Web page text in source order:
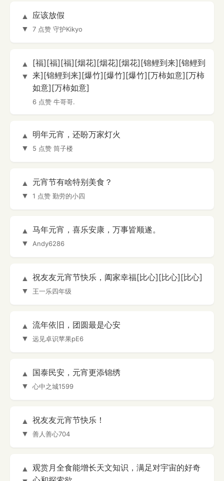
▲
▼
应该放假
7 点赞 守护Kikyo
▲
▼
[福][福][福][烟花][烟花][烟花][锦鲤到来][锦鲤到
来][锦鲤到来][爆竹][爆竹][爆竹][万柿如意][万柿
如意][万柿如意]
6 点赞 牛哥哥.
▲
▼
明年元宵，还盼万家灯火
5 点赞 筒子楼
▲
▼
元宵节有啥特别美食？
1 点赞 勤劳的小四
▲
▼
马年元宵，喜乐安康，万事皆顺遂。
Andy6286
▲
▼
祝友友元宵节快乐，阖家幸福[比心][比心][比心]
王一乐四年级
▲
▼
流年依旧，团圆最是心安
远见卓识苹果pE6
▲
▼
国泰民安，元宵更添锦绣
心中之城1599
▲
▼
祝友友元宵节快乐！
善人善心704
▲
观赏月全食能增长天文知识，满足对宇宙的好奇